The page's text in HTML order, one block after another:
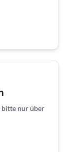
bitte nur über